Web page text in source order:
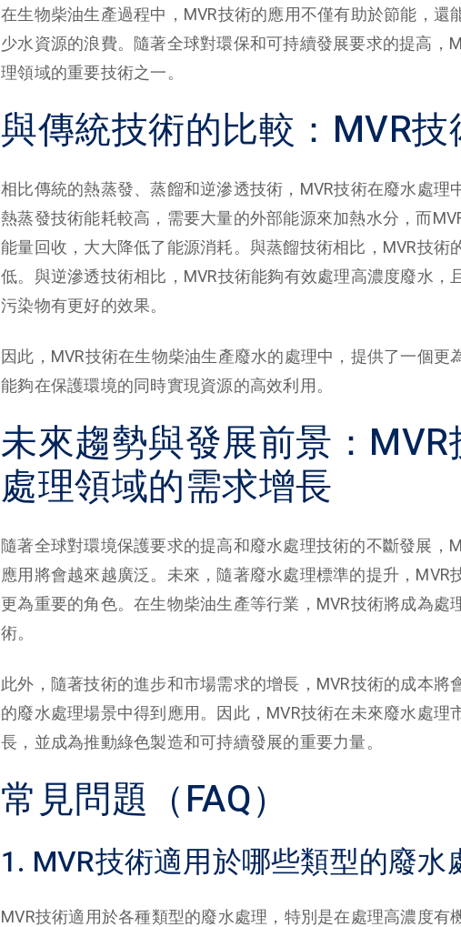
在生物柴油生產過程中，MVR技術的應用不僅有助於節能，還
少水資源的浪費。隨著全球對環保和可持續發展要求的提高，
理領域的重要技術之一。
與傳統技術的比較：MVR
相比傳統的熱蒸發、蒸餾和逆滲透技術，MVR技術在廢水處理
熱蒸發技術能耗較高，需要大量的外部能源來加熱水分，而
能量回收，大大降低了能源消耗。與蒸餾技術相比，MVR技術
低。與逆滲透技術相比，MVR技術能夠有效處理高濃度廢水，
污染物有更好的效果。
因此，MVR技術在生物柴油生產廢水的處理中，提供了一個更
能夠在保護環境的同時實現資源的高效利用。
未來趨勢與發展前景：
處理領域的需求增長
隨著全球對環境保護要求的提高和廢水處理技術的不斷發展，
應用將會越來越廣泛。未來，隨著廢水處理標準的提升，MVR
更為重要的角色。在生物柴油生產等行業，MVR技術將成為處
術。
此外，隨著技術的進步和市場需求的增長，MVR技術的成本將
的廢水處理場景中得到應用。因此，MVR技術在未來廢水處理
長，並成為推動綠色製造和可持續發展的重要力量。
常見問題（FAQ）
1. MVR技術適用於哪些類型的廢水
MVR技術適用於各種類型的廢水處理，特別是在處理高濃度有